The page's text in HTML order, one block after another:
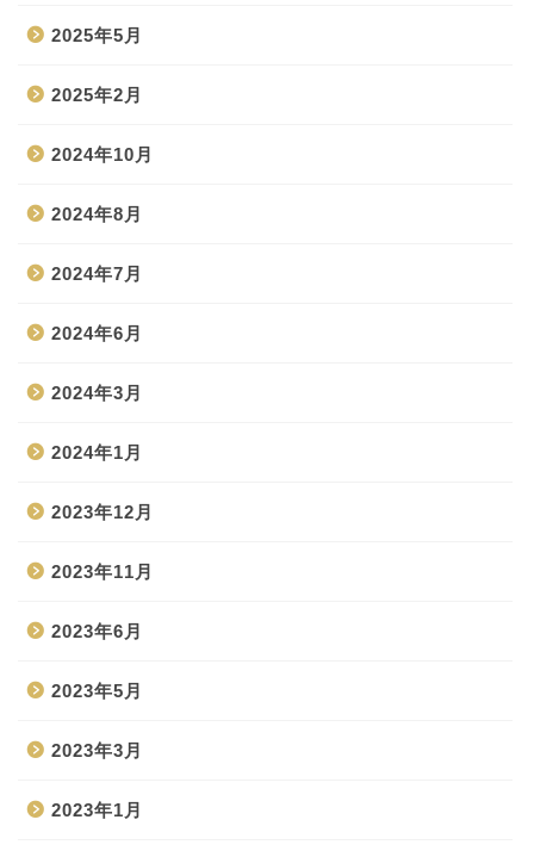
2025年5月
2025年2月
2024年10月
2024年8月
2024年7月
2024年6月
2024年3月
2024年1月
2023年12月
2023年11月
2023年6月
2023年5月
2023年3月
2023年1月